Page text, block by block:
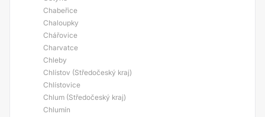
Chabeřice
Chaloupky
Chářovice
Charvatce
Chleby
Chlístov (Středočeský kraj)
Chlístovice
Chlum (Středočeský kraj)
Chlumín